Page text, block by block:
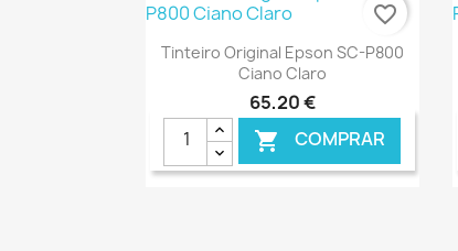
Ver+
Tinteiro Original Epson SC-P800
Ciano Claro
65,20 €
 COMPRAR
favorite_border